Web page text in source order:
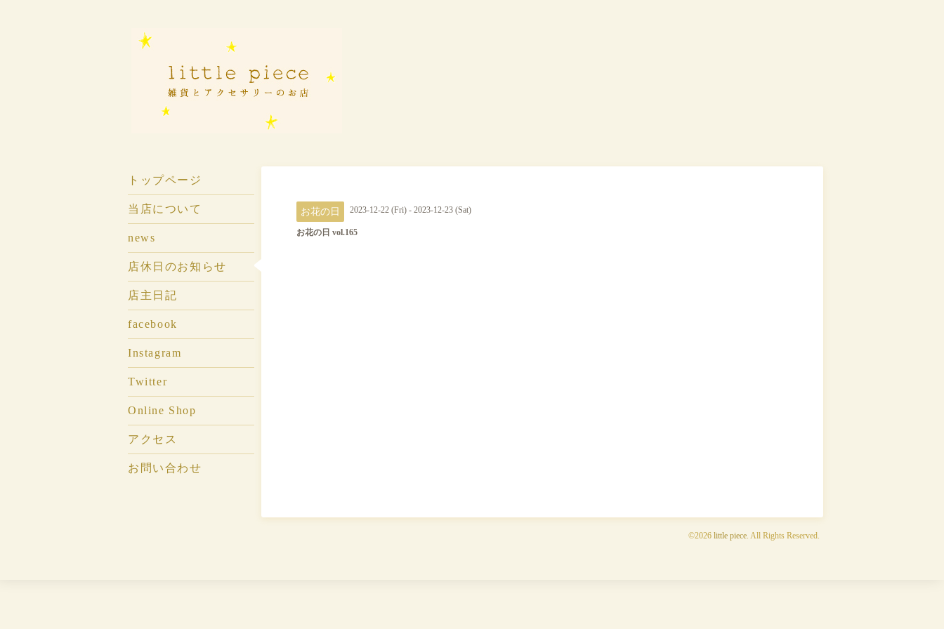
お花の日 2023-12-22 (Fri) - 2023-12-23 (Sat)
お花の日 vol.165
©2026 little piece . All Rights Reserved.
トップページ
当店について
news
店休日のお知らせ
店主日記
facebook
Instagram
Twitter
Online Shop
アクセス
お問い合わせ